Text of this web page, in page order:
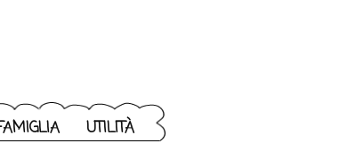
UTILITÀ